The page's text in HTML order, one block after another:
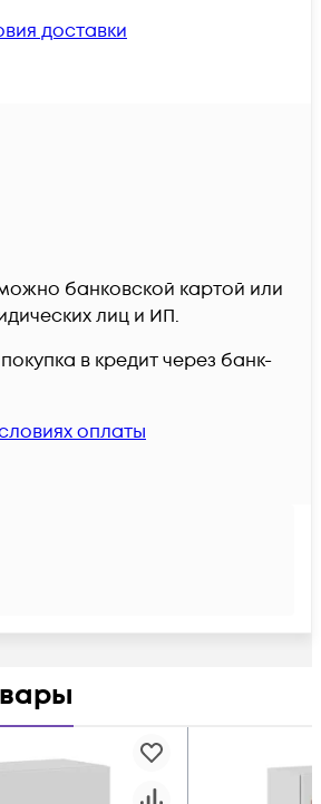
доставки
банковской картой или
лиц и ИП.
в кредит через банк-
оплаты